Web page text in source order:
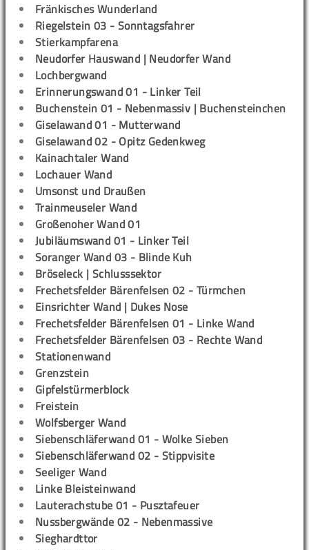
Fränkisches Wunderland
Riegelstein 03 - Sonntagsfahrer
Stierkampfarena
Neudorfer Hauswand | Neudorfer Wand
Lochbergwand
Erinnerungswand 01 - Linker Teil
Buchenstein 01 - Nebenmassiv | Buchensteinchen
Giselawand 01 - Mutterwand
Giselawand 02 - Opitz Gedenkweg
Kainachtaler Wand
Lochauer Wand
Umsonst und Draußen
Trainmeuseler Wand
Großenoher Wand 01
Jubiläumswand 01 - Linker Teil
Soranger Wand 03 - Blinde Kuh
Bröseleck | Schlusssektor
Frechetsfelder Bärenfelsen 02 - Türmchen
Einsrichter Wand | Dukes Nose
Frechetsfelder Bärenfelsen 01 - Linke Wand
Frechetsfelder Bärenfelsen 03 - Rechte Wand
Stationenwand
Grenzstein
Gipfelstürmerblock
Freistein
Wolfsberger Wand
Siebenschläferwand 01 - Wolke Sieben
Siebenschläferwand 02 - Stippvisite
Seeliger Wand
Linke Bleisteinwand
Lauterachstube 01 - Pusztafeuer
Nussbergwände 02 - Nebenmassive
Sieghardttor